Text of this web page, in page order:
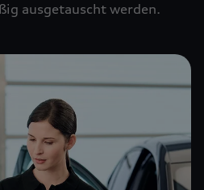
ausgetauscht werden.